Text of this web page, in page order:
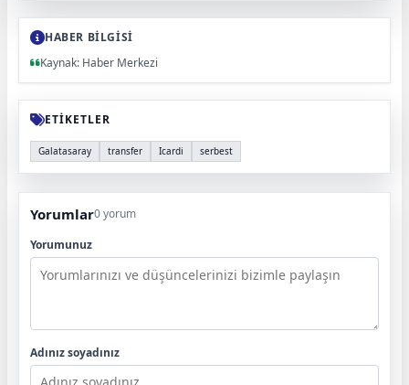
HABER BİLGİSİ
Kaynak: Haber Merkezi
ETİKETLER
Galatasaray transfer Icardi serbest
Yorumlar0 yorum
Yorumunuz
Adınız soyadınız